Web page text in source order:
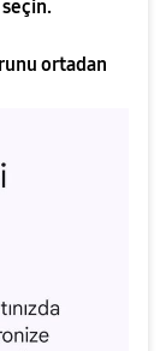
ortadan